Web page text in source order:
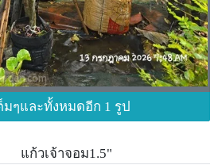
มๆและทั้งหมดอีก 1 รูป
แก้วเจ้าจอม1.5"